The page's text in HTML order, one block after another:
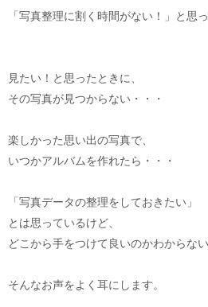
「写真整理に割く時間がない！」と思
見たい！と思ったときに、
その写真が見つからない・・・
楽しかった思い出の写真で、
いつかアルバムを作れたら・・・
「写真データの整理をしておきたい」
とは思っているけど、
どこから手をつけて良いのかわからない
そんなお声をよく耳にします。